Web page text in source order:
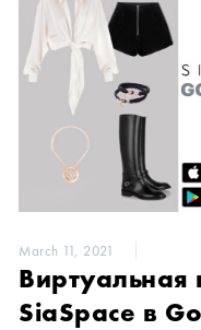
March 11, 2021
Виртуальная
SiaSpace в